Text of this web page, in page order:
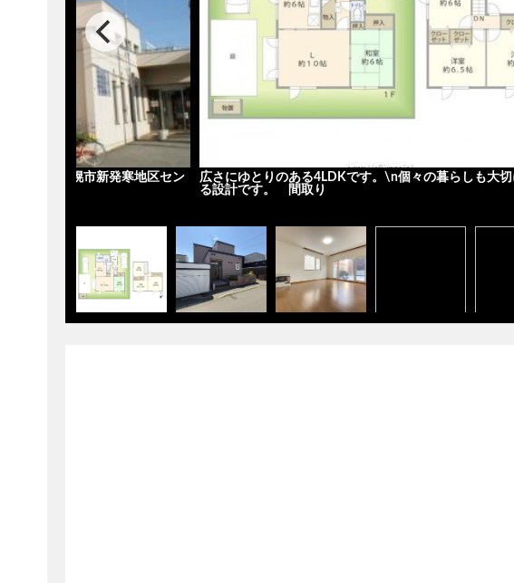
広さにゆとりのある4LDKです。\n個々の暮らしも大切
る設計です。 間取り
です。 札幌市新発寒地区セン